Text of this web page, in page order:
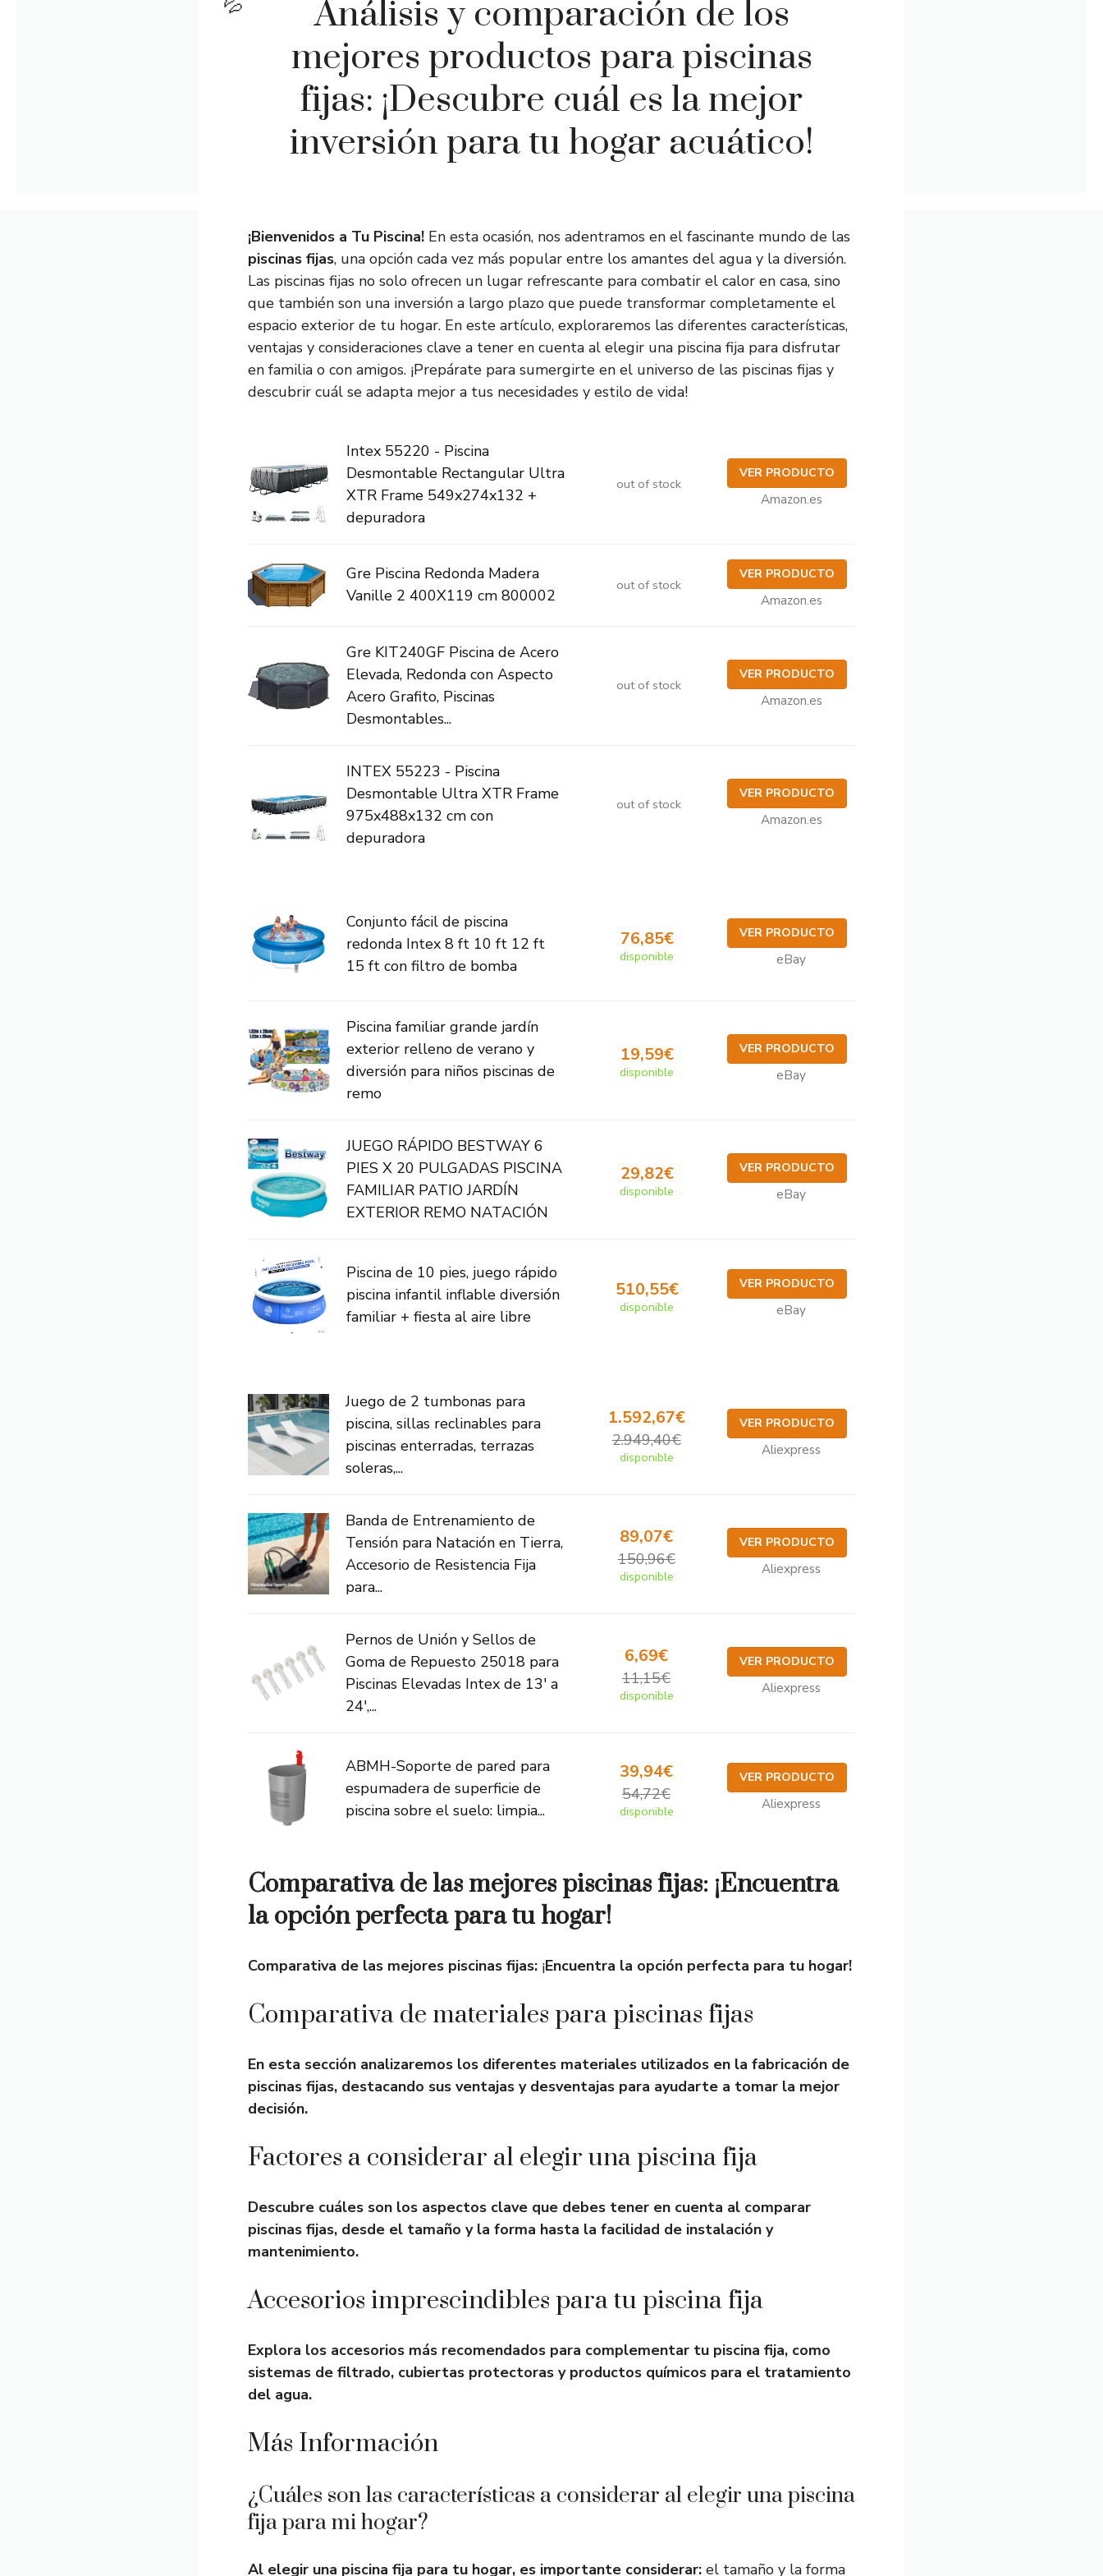
Análisis y comparación de los
mejores productos para piscinas
fijas: ¡Descubre cuál es la mejor
inversión para tu hogar acuático!
¡Bienvenidos a Tu Piscina! En esta ocasión, nos adentramos en el fascinante mundo de las
piscinas fijas, una opción cada vez más popular entre los amantes del agua y la diversión.
Las piscinas fijas no solo ofrecen un lugar refrescante para combatir el calor en casa, sino
que también son una inversión a largo plazo que puede transformar completamente el
espacio exterior de tu hogar. En este artículo, exploraremos las diferentes características,
ventajas y consideraciones clave a tener en cuenta al elegir una piscina fija para disfrutar
en familia o con amigos. ¡Prepárate para sumergirte en el universo de las piscinas fijas y
descubrir cuál se adapta mejor a tus necesidades y estilo de vida!
Intex 55220 - Piscina
Desmontable Rectangular Ultra
XTR Frame 549x274x132 +
depuradora
out of stock
VER PRODUCTO
Amazon.es
Gre Piscina Redonda Madera
Vanille 2 400X119 cm 800002
out of stock
VER PRODUCTO
Amazon.es
Gre KIT240GF Piscina de Acero
Elevada, Redonda con Aspecto
Acero Grafito, Piscinas
Desmontables...
out of stock
VER PRODUCTO
Amazon.es
INTEX 55223 - Piscina
Desmontable Ultra XTR Frame
975x488x132 cm con
depuradora
out of stock
VER PRODUCTO
Amazon.es
Conjunto fácil de piscina
redonda Intex 8 ft 10 ft 12 ft
15 ft con filtro de bomba
76,85€
disponible
VER PRODUCTO
eBay
Piscina familiar grande jardín
exterior relleno de verano y
diversión para niños piscinas de
remo
19,59€
disponible
VER PRODUCTO
eBay
JUEGO RÁPIDO BESTWAY 6
PIES X 20 PULGADAS PISCINA
FAMILIAR PATIO JARDÍN
EXTERIOR REMO NATACIÓN
29,82€
disponible
VER PRODUCTO
eBay
Piscina de 10 pies, juego rápido
piscina infantil inflable diversión
familiar + fiesta al aire libre
510,55€
disponible
VER PRODUCTO
eBay
Juego de 2 tumbonas para
piscina, sillas reclinables para
piscinas enterradas, terrazas
soleras,...
1.592,67€
2.949,40€
disponible
VER PRODUCTO
Aliexpress
Banda de Entrenamiento de
Tensión para Natación en Tierra,
Accesorio de Resistencia Fija
para...
89,07€
150,96€
disponible
VER PRODUCTO
Aliexpress
Pernos de Unión y Sellos de
Goma de Repuesto 25018 para
Piscinas Elevadas Intex de 13' a
24',...
6,69€
11,15€
disponible
VER PRODUCTO
Aliexpress
ABMH-Soporte de pared para
espumadera de superficie de
piscina sobre el suelo: limpia...
39,94€
54,72€
disponible
VER PRODUCTO
Aliexpress
Comparativa de las mejores piscinas fijas: ¡Encuentra
la opción perfecta para tu hogar!
Comparativa de las mejores piscinas fijas: ¡Encuentra la opción perfecta para tu hogar!
Comparativa de materiales para piscinas fijas
En esta sección analizaremos los diferentes materiales utilizados en la fabricación de
piscinas fijas, destacando sus ventajas y desventajas para ayudarte a tomar la mejor
decisión.
Factores a considerar al elegir una piscina fija
Descubre cuáles son los aspectos clave que debes tener en cuenta al comparar
piscinas fijas, desde el tamaño y la forma hasta la facilidad de instalación y
mantenimiento.
Accesorios imprescindibles para tu piscina fija
Explora los accesorios más recomendados para complementar tu piscina fija, como
sistemas de filtrado, cubiertas protectoras y productos químicos para el tratamiento
del agua.
Más Información
¿Cuáles son las características a considerar al elegir una piscina
fija para mi hogar?
Al elegir una piscina fija para tu hogar, es importante considerar: el tamaño y la forma